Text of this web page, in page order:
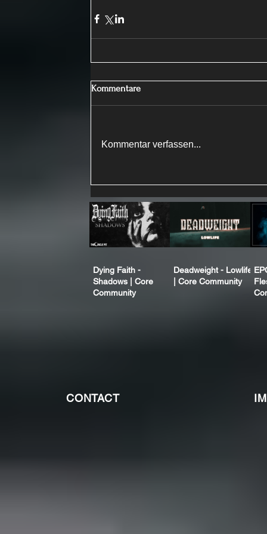
Kommentare
Kommentar verfassen...
Dying Faith -
Shadows | Core
Community
Deadweight - Lowlife
| Core Community
CONTACT